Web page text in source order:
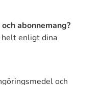
abonnemang?
helt enligt dina
och